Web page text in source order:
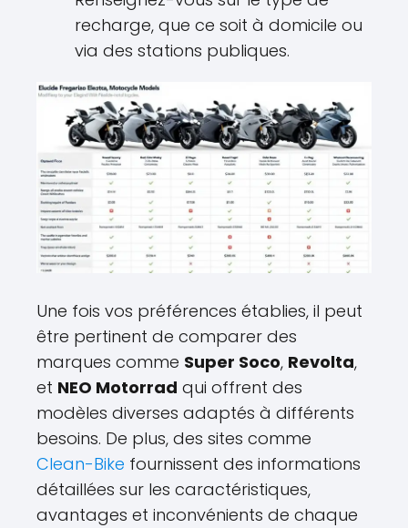
recharge, que ce soit à domicile ou
via des stations publiques.
Une fois vos préférences établies, il peut
être pertinent de comparer des
marques comme Super Soco, Revolta,
et NEO Motorrad qui offrent des
modèles diverses adaptés à différents
besoins. De plus, des sites comme
Clean-Bike fournissent des informations
détaillées sur les caractéristiques,
avantages et inconvénients de chaque